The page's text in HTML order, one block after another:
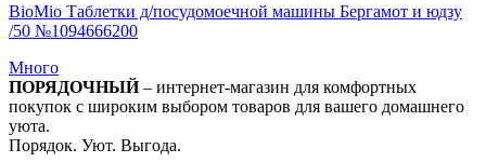
BioMio Таблетки д/посудомоечной машины Бергамот и юдзу
/50 №1094666200
Много
ПОРЯДОЧНЫЙ– интернет-магазин для комфортных
покупок с широким выбором товаров для вашего домашнего
уюта.
Порядок. Уют. Выгода.